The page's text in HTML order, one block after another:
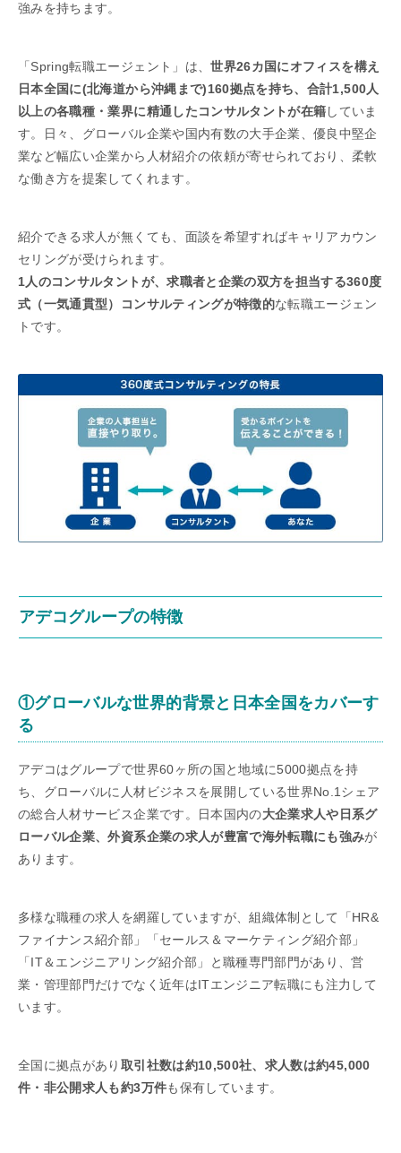
強みを持ちます。
「Spring転職エージェント」は、世界26カ国にオフィスを構え
日本全国に(北海道から沖縄まで)160拠点を持ち、合計1,500人
以上の各職種・業界に精通したコンサルタントが在籍していま
す。日々、グローバル企業や国内有数の大手企業、優良中堅企
業など幅広い企業から人材紹介の依頼が寄せられており、柔軟
な働き方を提案してくれます。
紹介できる求人が無くても、面談を希望すればキャリアカウン
セリングが受けられます。
1人のコンサルタントが、求職者と企業の双方を担当する360度
式（一気通貫型）コンサルティングが特徴的な転職エージェン
トです。
アデコグループの特徴
①グローバルな世界的背景と日本全国をカバーす
る
アデコはグループで世界60ヶ所の国と地域に5000拠点を持
ち、グローバルに人材ビジネスを展開している世界No.1シェア
の総合人材サービス企業です。日本国内の大企業求人や日系グ
ローバル企業、外資系企業の求人が豊富で海外転職にも強みが
あります。
多様な職種の求人を網羅していますが、組織体制として「HR&
ファイナンス紹介部」「セールス＆マーケティング紹介部」
「IT＆エンジニアリング紹介部」と職種専門部門があり、営
業・管理部門だけでなく近年はITエンジニア転職にも注力して
います。
全国に拠点があり 取引社数は約10,500社、求人数は約45,000
件・非公開求人も約3万件も保有しています。